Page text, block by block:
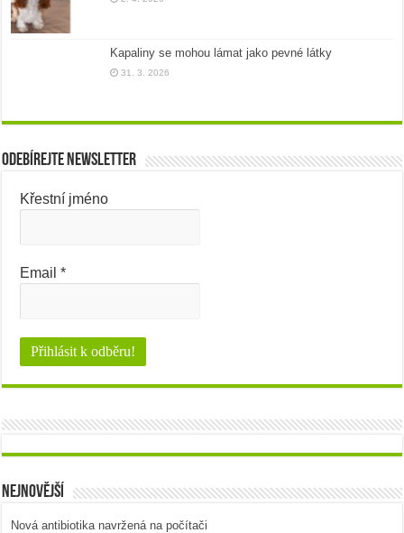
Kapaliny se mohou lámat jako pevné látky
31. 3. 2026
Odebírejte newsletter
Křestní jméno
Email*
Nejnovější
Nová antibiotika navržená na počítači